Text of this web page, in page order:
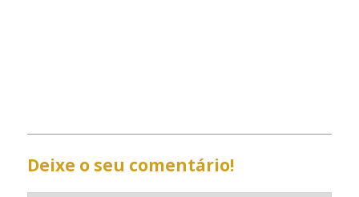
Deixe o seu comentário!